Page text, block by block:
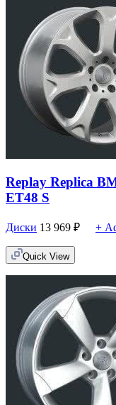
Replay Replica
ET48 S
Диски 13 969 ₽ +
Quick View